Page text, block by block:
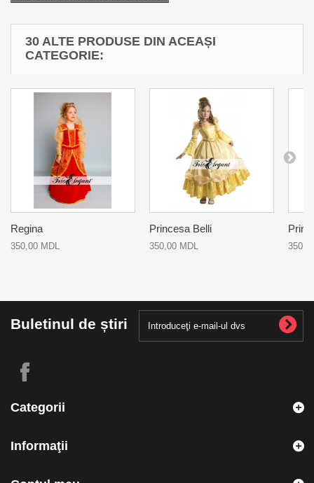
30 ALTE PRODUSE DIN ACEAȘI
CATEGORIE:
Regina
350,00 MDL
Princesa Belli
350,00 MDL
Buletinul de știri
Categorii
Informaţii